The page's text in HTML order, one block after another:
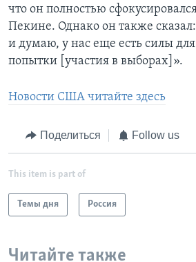
что он полностью
Пекине. Однако он также
и думаю, у нас еще есть силы
попытки [участия в выборах]».
Новости США читайте здесь
Поделиться Follow us
This item is part of
Темы дня Россия
Читайте также